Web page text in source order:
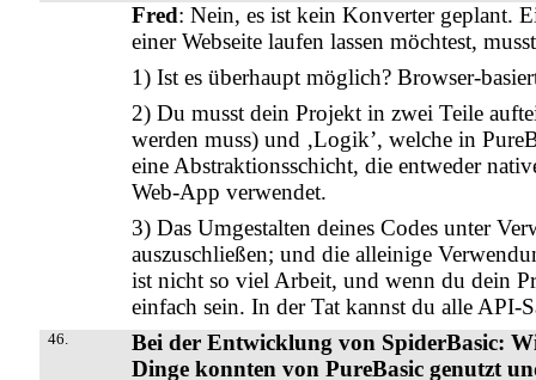
Fred: Nein, es ist kein Konverter geplant.
einer Webseite laufen lassen möchtest,
1) Ist es überhaupt möglich? Browser-
2) Du musst dein Projekt in zwei Teile
werden muss) und ‚Logik’, welche in
eine Abstraktionsschicht, die entweder
Web-App verwendet.
3) Das Umgestalten deines Codes unter
auszuschließen; und die alleinige
ist nicht so viel Arbeit, und wenn du dein
einfach sein. In der Tat kannst du alle API-
46.
Bei der Entwicklung von SpiderBasic:
Dinge konnten von PureBasic genutzt